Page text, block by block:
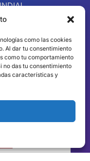
como las cookies
Al dar tu consentimiento
como tu comportamiento
no das tu consentimiento
características y
en
Irlanda
Australia
Sudáfrica